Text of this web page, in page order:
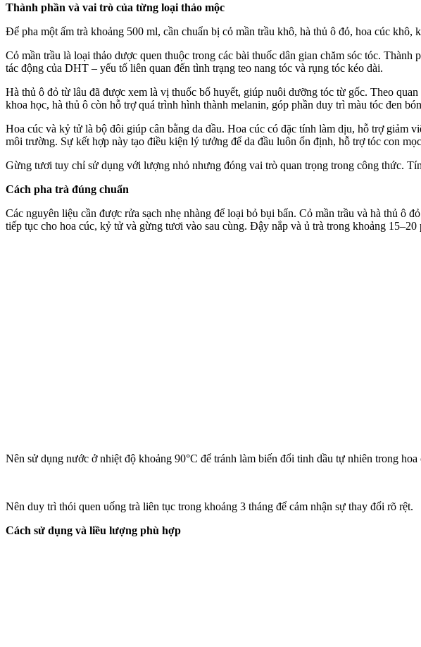
Thành phần và vai trò của từng loại thảo mộc
Để pha một ấm trà khoảng 500 ml, cần chuẩn bị cỏ mần trầu khô, hà thủ ô đỏ, hoa cúc
Cỏ mần trầu là loại thảo dược quen thuộc trong các bài thuốc dân gian chăm sóc tóc.
tác động của DHT – yếu tố liên quan đến tình trạng teo nang tóc và rụng tóc kéo dài.
Hà thủ ô đỏ từ lâu đã được xem là vị thuốc bổ huyết, giúp nuôi dưỡng tóc từ gốc. Theo
khoa học, hà thủ ô còn hỗ trợ quá trình hình thành melanin, góp phần duy trì màu tóc đen
Hoa cúc và kỷ tử là bộ đôi giúp cân bằng da đầu. Hoa cúc có đặc tính làm dịu, hỗ trợ giảm
môi trường. Sự kết hợp này tạo điều kiện lý tưởng để da đầu luôn ổn định, hỗ trợ tóc con
Gừng tươi tuy chỉ sử dụng với lượng nhỏ nhưng đóng vai trò quan trọng trong công thức.
Cách pha trà đúng chuẩn
Các nguyên liệu cần được rửa sạch nhẹ nhàng để loại bỏ bụi bẩn. Cỏ mần trầu và hà thủ ô
tiếp tục cho hoa cúc, kỷ tử và gừng tươi vào sau cùng. Đậy nắp và ủ trà trong khoảng 15–20
Nên sử dụng nước ở nhiệt độ khoảng 90°C để tránh làm biến đổi tinh dầu tự nhiên trong
Nên duy trì thói quen uống trà liên tục trong khoảng 3 tháng để cảm nhận sự thay đổi rõ rệt.
Cách sử dụng và liều lượng phù hợp